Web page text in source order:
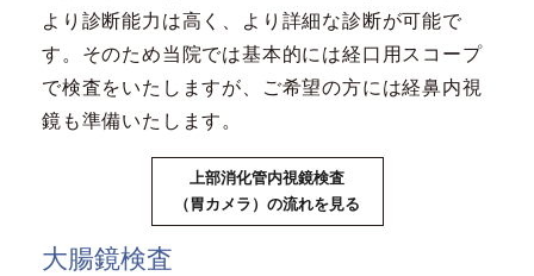
より診断能力は高く、より詳細な診断が可能で
す。そのため当院では基本的には経口用スコープ
で検査をいたしますが、ご希望の方には経鼻内視
鏡も準備いたします。
上部消化管内視鏡検査
（胃カメラ）の流れを見る
大腸鏡検査